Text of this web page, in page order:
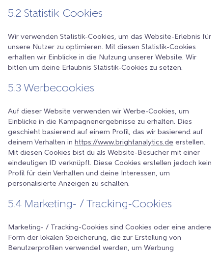
5.2 Statistik-Cookies
Wir verwenden Statistik-Cookies, um das Website-Erlebnis für
unsere Nutzer zu optimieren. Mit diesen Statistik-Cookies
erhalten wir Einblicke in die Nutzung unserer Website. Wir
bitten um deine Erlaubnis Statistik-Cookies zu setzen.
5.3 Werbecookies
Auf dieser Website verwenden wir Werbe-Cookies, um
Einblicke in die Kampagnenergebnisse zu erhalten. Dies
geschieht basierend auf einem Profil, das wir basierend auf
deinem Verhalten in https://www.brightanalytics.de erstellen.
Mit diesen Cookies bist du als Website-Besucher mit einer
eindeutigen ID verknüpft. Diese Cookies erstellen jedoch kein
Profil für dein Verhalten und deine Interessen, um
personalisierte Anzeigen zu schalten.
5.4 Marketing- / Tracking-Cookies
Marketing- / Tracking-Cookies sind Cookies oder eine andere
Form der lokalen Speicherung, die zur Erstellung von
Benutzerprofilen verwendet werden, um Werbung